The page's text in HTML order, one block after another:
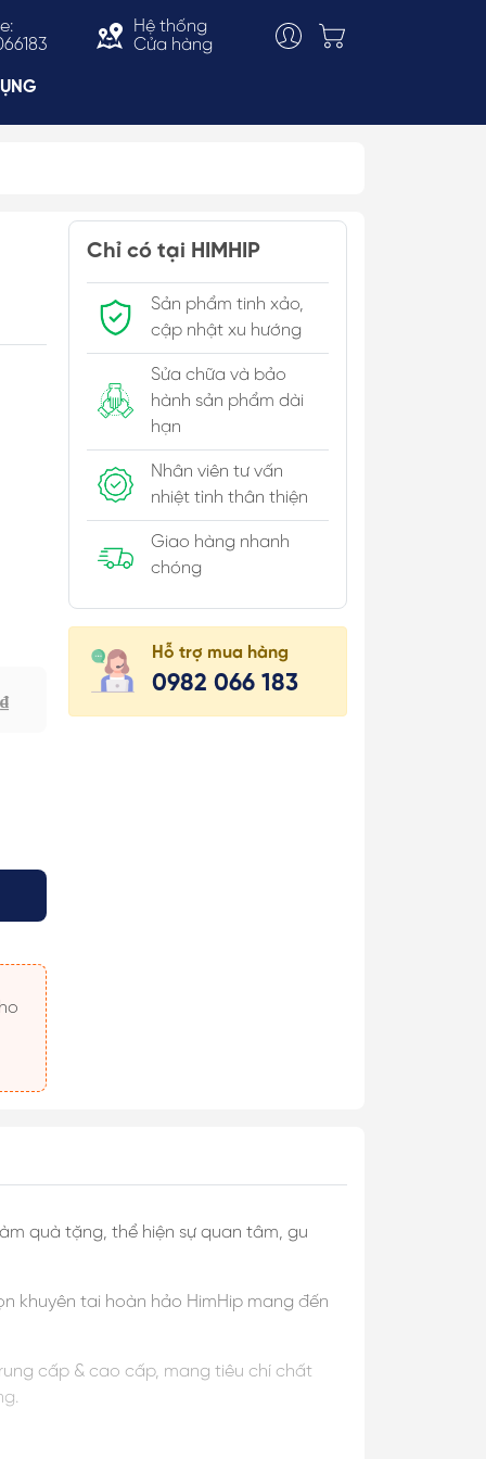
Hệ thống
Cửa hàng
Vòng Cổ Thời Trang
Kiềng Cổ
Chỉ có tại HIMHIP
Sản phẩm tinh xảo,
cập nhật xu hướng
Sửa chữa và bảo
hành sản phẩm dài
hạn
Nhân viên tư vấn
nhiệt tình thân thiện
Giao hàng nhanh
chóng
Hỗ trợ mua hàng
0982 066 183
quà tặng, thể hiện sự quan tâm, gu
khuyên tai hoàn hảo HimHip mang đến
cấp & cao cấp, mang tiêu chí chất